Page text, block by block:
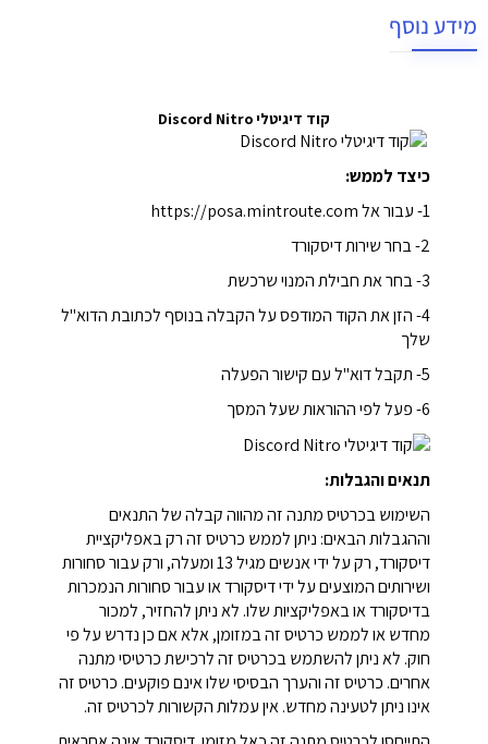
מידע נוסף
קוד דיגיטלי Discord Nitro
כיצד לממש:
1- עבור אל
https://posa.mintroute.com
2- בחר שירות דיסקורד
3- בחר את חבילת המנוי שרכשת
4- הזן את הקוד המודפס על הקבלה בנוסף לכתובת הדוא"ל
שלך
5- תקבל דוא"ל עם קישור הפעלה
6- פעל לפי ההוראות שעל המסך
תנאים והגבלות:
השימוש בכרטיס מתנה זה מהווה קבלה של התנאים
וההגבלות הבאים: ניתן לממש כרטיס זה רק באפליקציית
דיסקורד, רק על ידי אנשים מגיל 13 ומעלה, ורק עבור סחורות
ושירותים המוצעים על ידי דיסקורד או עבור סחורות הנמכרות
בדיסקורד או באפליקציות שלו. לא ניתן להחזיר, למכור
מחדש או לממש כרטיס זה במזומן, אלא אם כן נדרש על פי
חוק. לא ניתן להשתמש בכרטיס זה לרכישת כרטיסי מתנה
אחרים. כרטיס זה והערך הבסיסי שלו אינם פוקעים. כרטיס זה
אינו ניתן לטעינה מחדש. אין עמלות הקשורות לכרטיס זה.